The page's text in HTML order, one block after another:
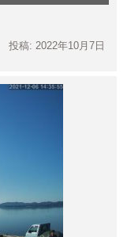
投稿: 2022年10月7日